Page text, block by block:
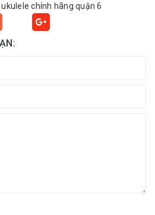
chính hãng quận 6